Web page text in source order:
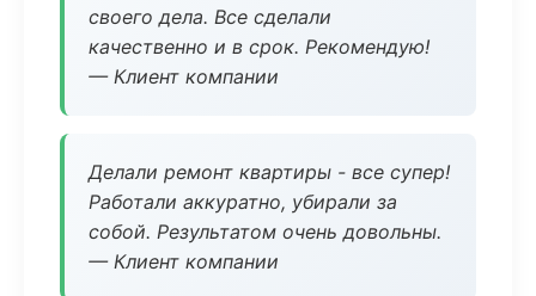
своего дела. Все сделали
качественно и в срок. Рекомендую!
— Клиент компании
Делали ремонт квартиры - все супер!
Работали аккуратно, убирали за
собой. Результатом очень довольны.
— Клиент компании